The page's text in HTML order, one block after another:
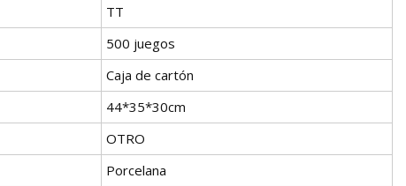
TT
500 juegos
Caja de cartón
44*35*30cm
OTRO
Porcelana